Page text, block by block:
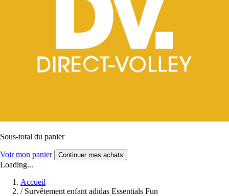
Sous-total du panier
Voir mon panier Continuer mes achats
Loading...
Accueil
/ Survêtement enfant adidas Essentials Fun